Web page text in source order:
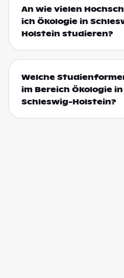
An wie vielen
ich Ökologie in
Holstein studieren?
Welche
im Bereich Ökologie in
Schleswig-Holstein?